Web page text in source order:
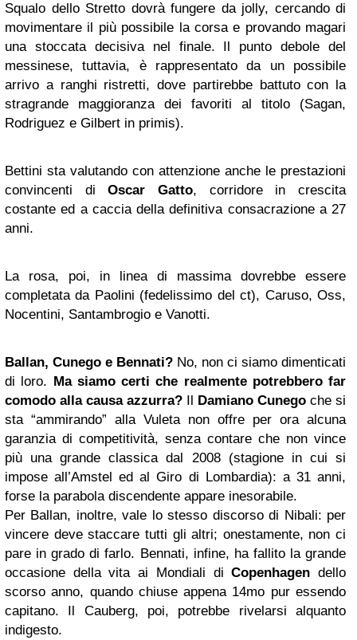
Squalo dello Stretto dovrà fungere da jolly, cercando di
movimentare il più possibile la corsa e provando magari
una stoccata decisiva nel finale. Il punto debole del
messinese, tuttavia, è rappresentato da un possibile
arrivo a ranghi ristretti, dove partirebbe battuto con la
stragrande maggioranza dei favoriti al titolo (Sagan,
Rodriguez e Gilbert in primis).
Bettini sta valutando con attenzione anche le prestazioni
convincenti diOscar Gatto, corridore in crescita
costante ed a caccia della definitiva consacrazione a 27
anni.
La rosa, poi, in linea di massima dovrebbe essere
completata da Paolini (fedelissimo del ct), Caruso, Oss,
Nocentini, Santambrogio e Vanotti.
Ballan, Cunego e Bennati? No, non ci siamo dimenticati
di loro. Ma siamo certi che realmente potrebbero far
comodo alla causa azzurra? Il Damiano Cunego che si
sta “ammirando” alla Vuleta non offre per ora alcuna
garanzia di competitività, senza contare che non vince
più una grande classica dal 2008 (stagione in cui si
impose all’Amstel ed al Giro di Lombardia): a 31 anni,
forse la parabola discendente appare inesorabile.
Per Ballan, inoltre, vale lo stesso discorso di Nibali: per
vincere deve staccare tutti gli altri; onestamente, non ci
pare in grado di farlo. Bennati, infine, ha fallito la grande
occasione della vita ai Mondiali diCopenhagen dello
scorso anno, quando chiuse appena 14mo pur essendo
capitano. Il Cauberg, poi, potrebbe rivelarsi alquanto
indigesto.